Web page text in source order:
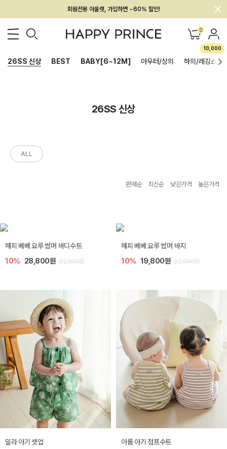
회원전용 아울렛, 가입하면 ~60% 할인!
멤버십 최대 28,000원 혜택 0
10,000
26SS 신상 BEST BABY[6~12M] 아우터/상의 하의/레깅스
26SS 신상
ALL
판매순 최신순 낮은가격 높은가격
해피 베베 요루 썸머 바디수트
10% 28,800원 32,000원
해피 베베 요루 썸머 바지
10% 19,800원 22,000원
밀라 아기 셋업 아롬 아기 점프수트